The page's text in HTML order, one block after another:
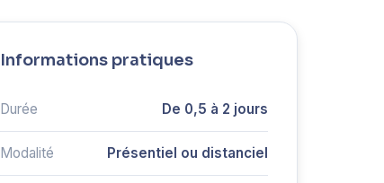
Informations pratiques
Durée De 0,5 à 2 jours
Modalité Présentiel ou distanciel